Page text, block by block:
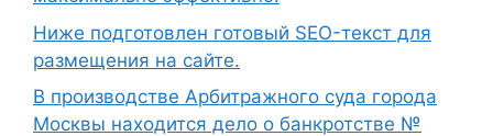
Ниже подготовлен готовый SEO-текст для
размещения на сайте.
В производстве Арбитражного суда города
Москвы находится дело о банкротстве №